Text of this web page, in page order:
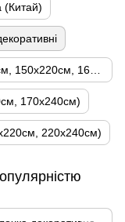
(Китай)
170х240см)
220х240см)